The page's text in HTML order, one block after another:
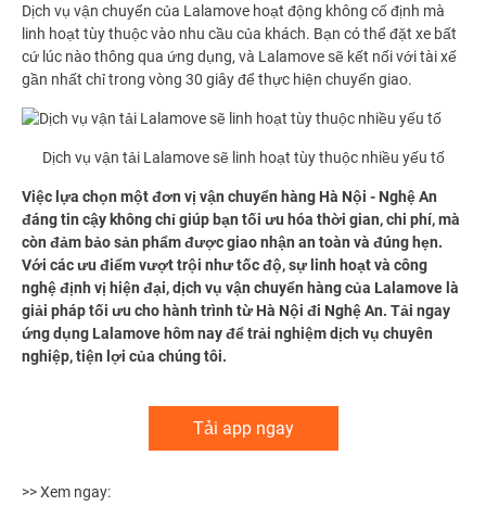
Dịch vụ vận chuyển của Lalamove hoạt động không cố định mà
linh hoạt tùy thuộc vào nhu cầu của khách. Bạn có thể đặt xe bất
cứ lúc nào thông qua ứng dụng, và Lalamove sẽ kết nối với tài xế
gần nhất chỉ trong vòng 30 giây để thực hiện chuyến giao.
Dịch vụ vận tải Lalamove sẽ linh hoạt tùy thuộc nhiều yếu tố
Việc lựa chọn một đơn vị vận chuyển hàng Hà Nội - Nghệ An
đáng tin cậy không chỉ giúp bạn tối ưu hóa thời gian, chi phí, mà
còn đảm bảo sản phẩm được giao nhận an toàn và đúng hẹn.
Với các ưu điểm vượt trội như tốc độ, sự linh hoạt và công
nghệ định vị hiện đại, dịch vụ vận chuyển hàng của Lalamove là
giải pháp tối ưu cho hành trình từ Hà Nội đi Nghệ An. Tải ngay
ứng dụng Lalamove hôm nay để trải nghiệm dịch vụ chuyên
nghiệp, tiện lợi của chúng tôi.
Tải app ngay
>> Xem ngay: